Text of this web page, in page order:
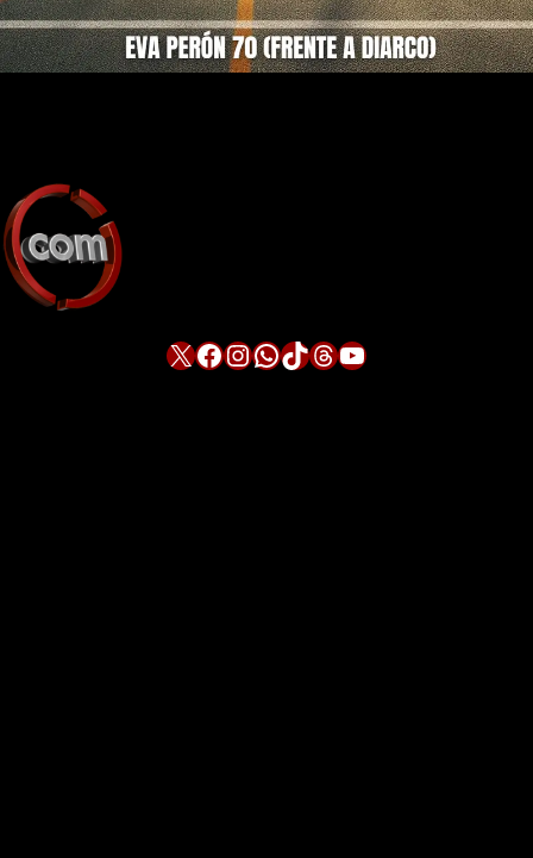
X Facebook InstagramWhatsApp TikTok Threads YouTube